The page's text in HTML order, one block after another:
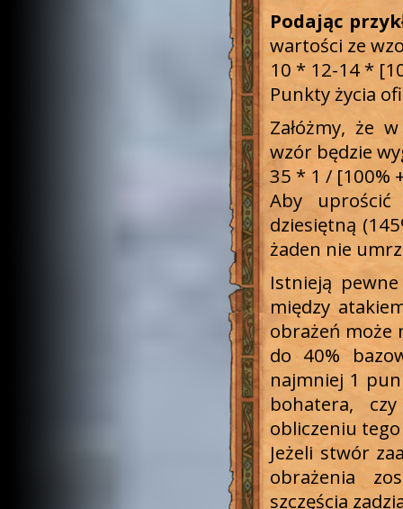
Podając
wartości ze
10 * 12-14 *
Punkty życia
Załóżmy, że
wzór będzie
35 * 1 / [100%
Aby uprościć
dziesiętną
żaden nie
Istnieją
między
obrażeń może
do 40%
najmniej 1
bohatera,
obliczeniu
Jeżeli stwór
obrażenia
szczęścia